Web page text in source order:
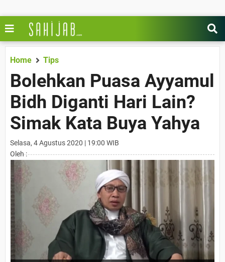
Home Tips
Bolehkan Puasa Ayyamul
Bidh Diganti Hari Lain?
Simak Kata Buya Yahya
Selasa, 4 Agustus 2020 | 19:00 WIB
Oleh :